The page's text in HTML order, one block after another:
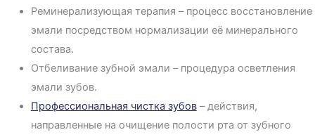
Реминерализующая терапия – процесс восстановление
эмали посредством нормализации её минерального
состава.
Отбеливание зубной эмали – процедура осветления
эмали зубов.
Профессиональная чистка зубов– действия,
направленные на очищение полости рта от зубного